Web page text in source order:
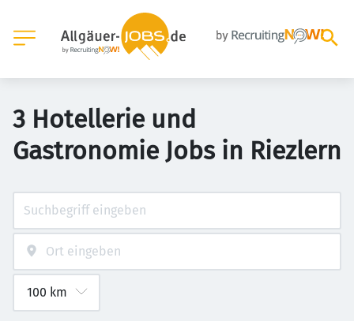
3 Hotellerie und
Gastronomie Jobs in Riezlern